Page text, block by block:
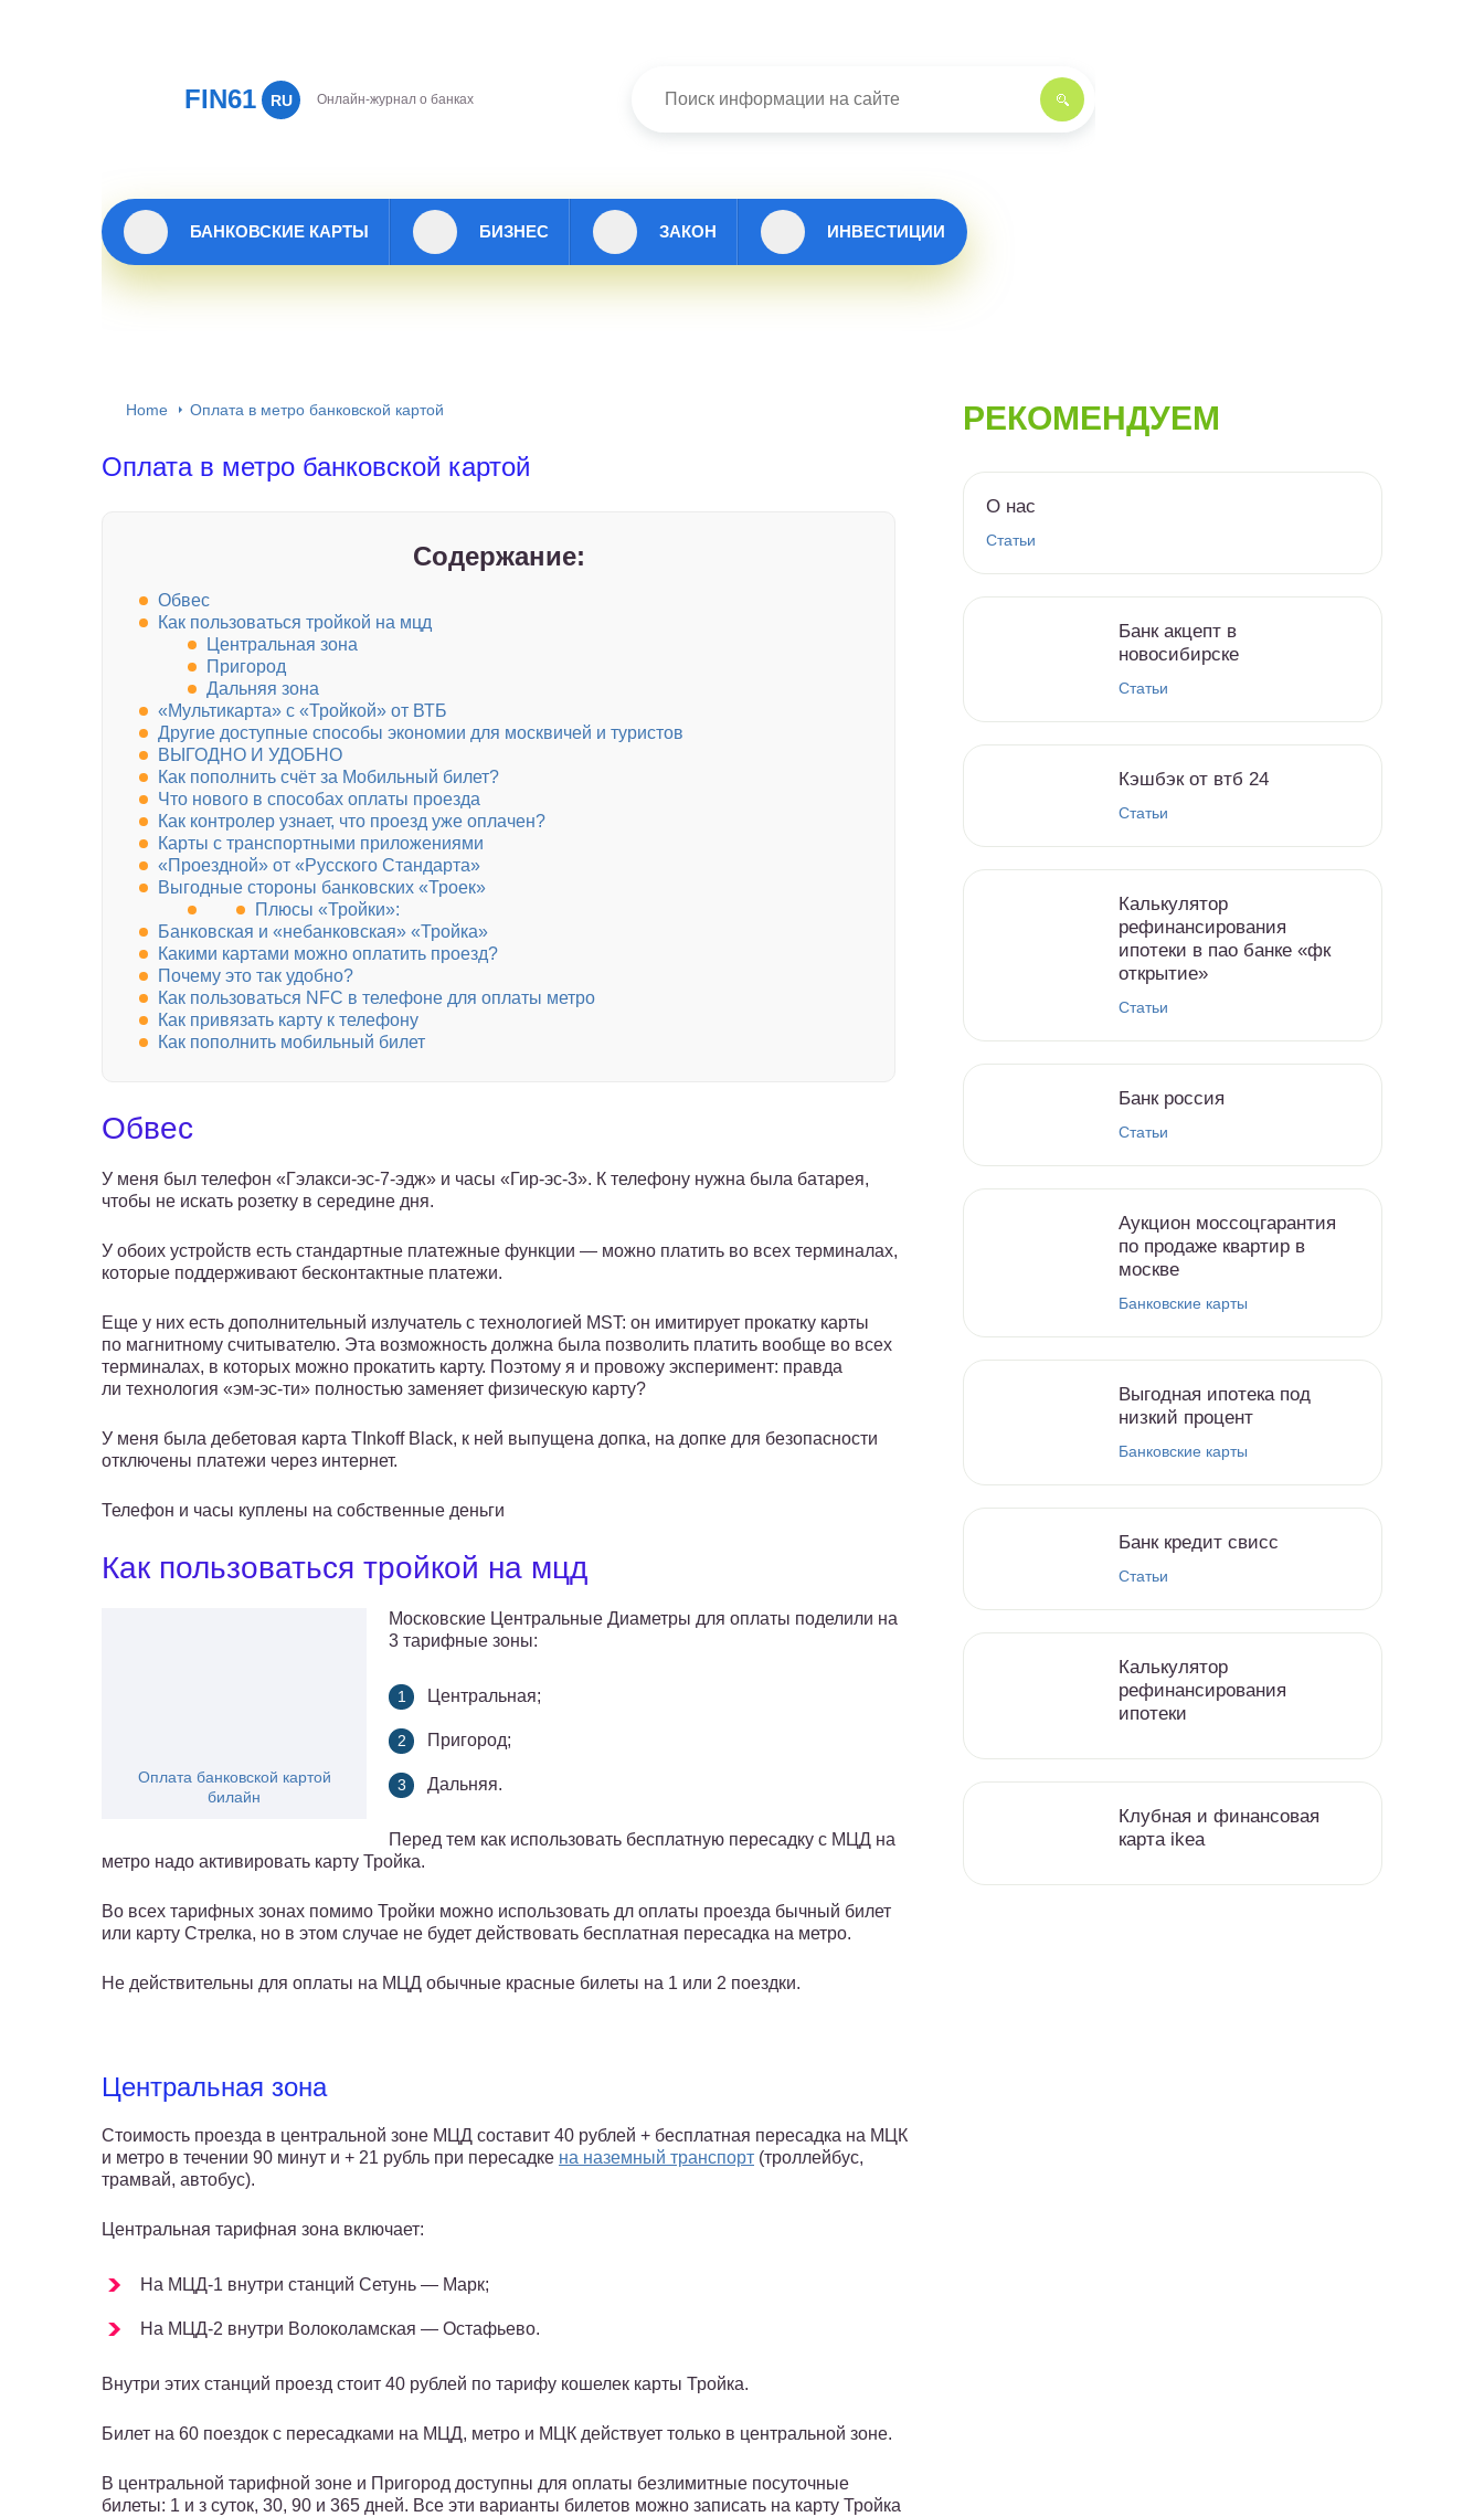
FIN61 RU Онлайн-журнал о банках
БАНКОВСКИЕ КАРТЫ БИЗНЕС ЗАКОН ИНВЕСТИЦИИ
Home Оплата в метро банковской картой
Оплата в метро банковской картой
Содержание:
Обвес
Как пользоваться тройкой на мцд
Центральная зона
Пригород
Дальняя зона
«Мультикарта» с «Тройкой» от ВТБ
Другие доступные способы экономии для москвичей и туристов
ВЫГОДНО И УДОБНО
Как пополнить счёт за Мобильный билет?
Что нового в способах оплаты проезда
Как контролер узнает, что проезд уже оплачен?
Карты с транспортными приложениями
«Проездной» от «Русского Стандарта»
Выгодные стороны банковских «Троек»
Плюсы «Тройки»:
Банковская и «небанковская» «Тройка»
Какими картами можно оплатить проезд?
Почему это так удобно?
Как пользоваться NFC в телефоне для оплаты метро
Как привязать карту к телефону
Как пополнить мобильный билет
Обвес
У меня был телефон «Гэлакси-эс-7-эдж» и часы «Гир-эс-3». К телефону нужна была батарея,
чтобы не искать розетку в середине дня.
У обоих устройств есть стандартные платежные функции — можно платить во всех терминалах,
которые поддерживают бесконтактные платежи.
Еще у них есть дополнительный излучатель с технологией MST: он имитирует прокатку карты
по магнитному считывателю. Эта возможность должна была позволить платить вообще во всех
терминалах, в которых можно прокатить карту. Поэтому я и провожу эксперимент: правда
ли технология «эм-эс-ти» полностью заменяет физическую карту?
У меня была дебетовая карта TInkoff Black, к ней выпущена допка, на допке для безопасности
отключены платежи через интернет.
Телефон и часы куплены на собственные деньги
Как пользоваться тройкой на мцд
Оплата банковской картой
билайн
Московские Центральные Диаметры для оплаты поделили на
3 тарифные зоны:
Центральная;
Пригород;
Дальняя.
Перед тем как использовать бесплатную пересадку с МЦД на
метро надо активировать карту Тройка.
Во всех тарифных зонах помимо Тройки можно использовать дл оплаты проезда бычный билет
или карту Стрелка, но в этом случае не будет действовать бесплатная пересадка на метро.
Не действительны для оплаты на МЦД обычные красные билеты на 1 или 2 поездки.
Центральная зона
Стоимость проезда в центральной зоне МЦД составит 40 рублей + бесплатная пересадка на МЦК
и метро в течении 90 минут и + 21 рубль при пересадке на наземный транспорт (троллейбус,
трамвай, автобус).
Центральная тарифная зона включает:
На МЦД-1 внутри станций Сетунь — Марк;
На МЦД-2 внутри Волоколамская — Остафьево.
Внутри этих станций проезд стоит 40 рублей по тарифу кошелек карты Тройка.
Билет на 60 поездок с пересадками на МЦД, метро и МЦК действует только в центральной зоне.
В центральной тарифной зоне и Пригород доступны для оплаты безлимитные посуточные
билеты: 1 и з суток, 30, 90 и 365 дней. Все эти варианты билетов можно записать на карту Тройка
РЕКОМЕНДУЕМ
О нас
Статьи
Банк акцепт в
новосибирске
Статьи
Кэшбэк от втб 24
Статьи
Калькулятор
рефинансирования
ипотеки в пао банке «фк
открытие»
Статьи
Банк россия
Статьи
Аукцион моссоцгарантия
по продаже квартир в
москве
Банковские карты
Выгодная ипотека под
низкий процент
Банковские карты
Банк кредит свисс
Статьи
Калькулятор
рефинансирования
ипотеки
Клубная и финансовая
карта ikea